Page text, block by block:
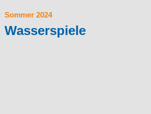
Sommer 2024
Wasserspiele